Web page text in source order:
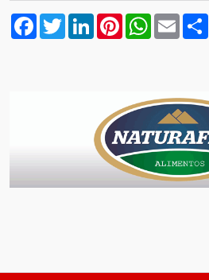
Facebook
TwitterLinkedInPinterestWhatsApp
Email